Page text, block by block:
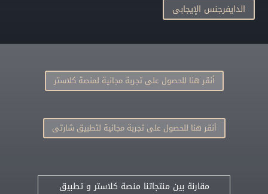
الدايفرجنس الإيجابى
أنقر هنا للحصول على تجربة مجانية لمنصة كلاستر
أنقر هنا للحصول على تجربة مجانية لتطبيق شارتى
مقارنة بين منتجاتنا منصة كلاستر و تطبيق